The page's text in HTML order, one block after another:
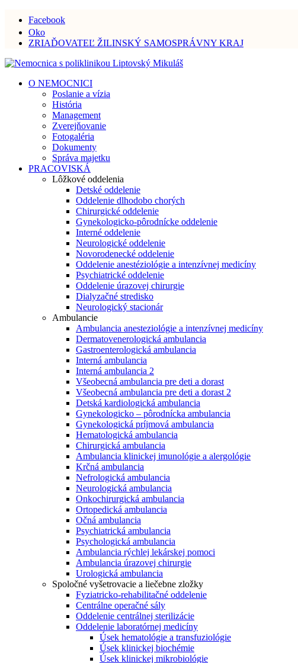
Facebook
Oko
ZRIAĎOVATEĽ ŽILINSKÝ SAMOSPRÁVNY KRAJ
O NEMOCNICI
Poslanie a vízia
História
Management
Zverejňovanie
Fotogaléria
Dokumenty
Správa majetku
PRACOVISKÁ
Lôžkové oddelenia
Detské oddelenie
Oddelenie dlhodobo chorých
Chirurgické oddelenie
Gynekologicko-pôrodnícke oddelenie
Interné oddelenie
Neurologické oddelenie
Novorodenecké oddelenie
Oddelenie anestéziológie a intenzívnej medicíny
Psychiatrické oddelenie
Oddelenie úrazovej chirurgie
Dialyzačné stredisko
Neurologický stacionár
Ambulancie
Ambulancia anesteziológie a intenzívnej medicíny
Dermatovenerologická ambulancia
Gastroenterologická ambulancia
Interná ambulancia
Interná ambulancia 2
Všeobecná ambulancia pre deti a dorast
Všeobecná ambulancia pre deti a dorast 2
Detská kardiologická ambulancia
Gynekologicko – pôrodnícka ambulancia
Gynekologická príjmová ambulancia
Hematologická ambulancia
Chirurgická ambulancia
Ambulancia klinickej imunológie a alergológie
Krčná ambulancia
Nefrologická ambulancia
Neurologická ambulancia
Onkochirurgická ambulancia
Ortopedická ambulancia
Očná ambulancia
Psychiatrická ambulancia
Psychologická ambulancia
Ambulancia rýchlej lekárskej pomoci
Ambulancia úrazovej chirurgie
Urologická ambulancia
Spoločné vyšetrovacie a liečebne zložky
Fyziatricko-rehabilitačné oddelenie
Centrálne operačné sály
Oddelenie centrálnej sterilizácie
Oddelenie laboratórnej medicíny
Úsek hematológie a transfuziológie
Úsek klinickej biochémie
Úsek klinickej mikrobiológie